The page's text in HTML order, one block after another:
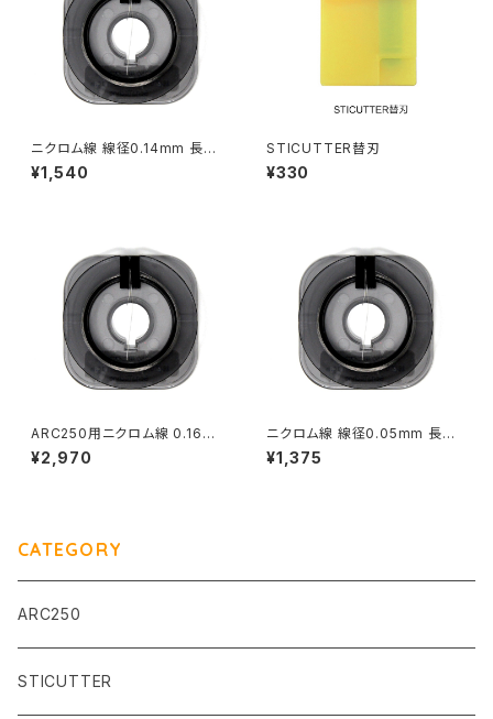
ニクロム線 線径0.14mm 長さ2
0ｍ
¥1,540
STICUTTER替刃
¥330
ARC250用ニクロム線 0.16m
m 30m
¥2,970
ニクロム線 線径0.05mm 長さ
20ｍ
¥1,375
CATEGORY
ARC250
STICUTTER